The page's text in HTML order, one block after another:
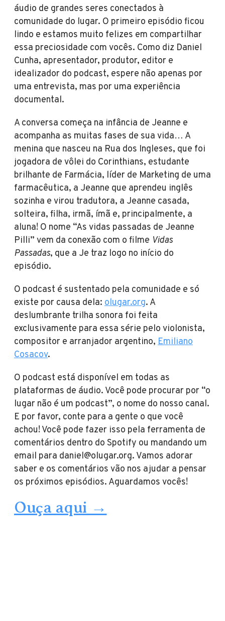
áudio de grandes seres conectados à
comunidade do lugar. O primeiro episódio ficou
lindo e estamos muito felizes em compartilhar
essa preciosidade com vocês. Como diz Daniel
Cunha, apresentador, produtor, editor e
idealizador do podcast, espere não apenas por
uma entrevista, mas por uma experiência
documental.
A conversa começa na infância de Jeanne e
acompanha as muitas fases de sua vida… A
menina que nasceu na Rua dos Ingleses, que foi
jogadora de vôlei do Corinthians, estudante
brilhante de Farmácia, líder de Marketing de uma
farmacêutica, a Jeanne que aprendeu inglês
sozinha e virou tradutora, a Jeanne casada,
solteira, filha, irmã, ímã e, principalmente, a
aluna! O nome “As vidas passadas de Jeanne
Pilli” vem da conexão com o filme Vidas
Passadas, que a Je traz logo no início do
episódio.
O podcast é sustentado pela comunidade e só
existe por causa dela: olugar.org. A
deslumbrante trilha sonora foi feita
exclusivamente para essa série pelo violonista,
compositor e arranjador argentino, Emiliano
Cosacov.
O podcast está disponível em todas as
plataformas de áudio. Você pode procurar por “o
lugar não é um podcast”, o nome do nosso canal.
E por favor, conte para a gente o que você
achou! Você pode fazer isso pela ferramenta de
comentários dentro do Spotify ou mandando um
email para daniel@olugar.org. Vamos adorar
saber e os comentários vão nos ajudar a pensar
os próximos episódios. Aguardamos vocês!
Ouça aqui →